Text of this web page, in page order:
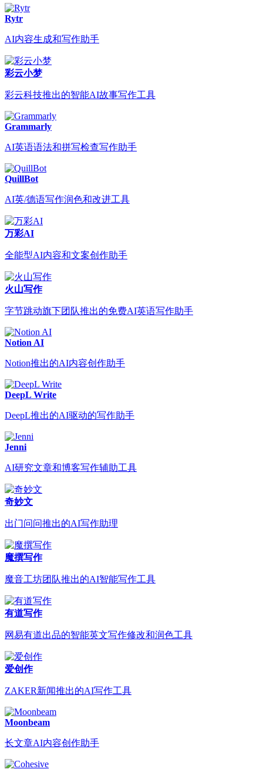
Rytr
AI内容生成和写作助手
彩云小梦
彩云科技推出的智能AI故事写作工具
Grammarly
AI英语语法和拼写检查写作助手
QuillBot
AI英/德语写作润色和改进工具
万彩AI
全能型AI内容和文案创作助手
火山写作
字节跳动旗下团队推出的免费AI英语写作助手
Notion AI
Notion推出的AI内容创作助手
DeepL Write
DeepL推出的AI驱动的写作助手
Jenni
AI研究文章和博客写作辅助工具
奇妙文
出门问问推出的AI写作助理
魔撰写作
魔音工坊团队推出的AI智能写作工具
有道写作
网易有道出品的智能英文写作修改和润色工具
爱创作
ZAKER新闻推出的AI写作工具
Moonbeam
长文章AI内容创作助手